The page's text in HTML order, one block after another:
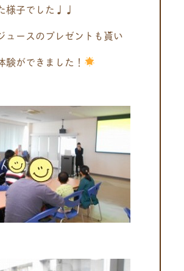
様子でした♩♩
ュースのプレゼントも貰い
験ができました！